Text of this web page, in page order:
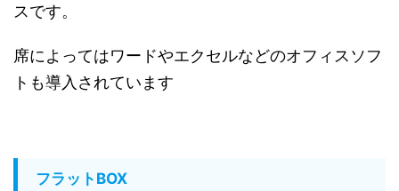
スです。
席によってはワードやエクセルなどのオフィスソフ
トも導入されています
フラットBOX